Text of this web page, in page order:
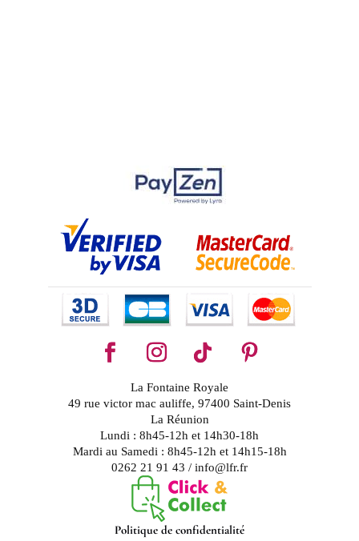
La Fontaine Royale
49 rue victor mac auliffe, 97400 Saint-Denis
La Réunion
Lundi : 8h45-12h et 14h30-18h
Mardi au Samedi : 8h45-12h et 14h15-18h
0262 21 91 43 / info@lfr.fr
Politique de confidentialité